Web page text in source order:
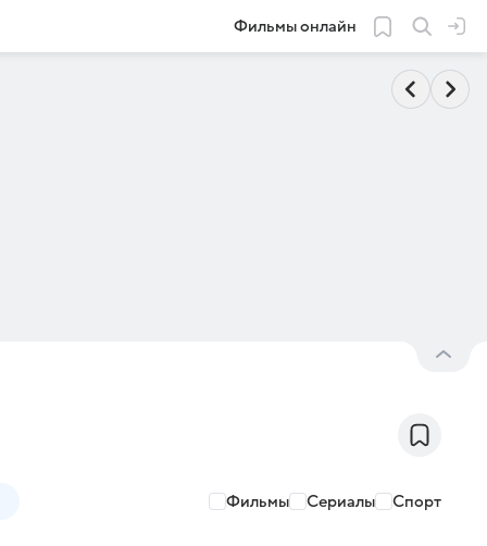
Фильмы онлайн
Фильмы Сериалы Спорт